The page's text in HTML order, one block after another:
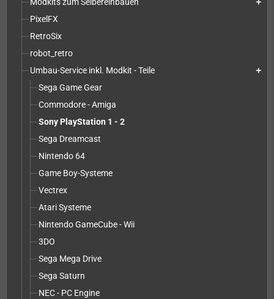
Modkits zum Selbereinbauen add
PixelFX
RetroSix
robot_retro
Umbau-Service inkl. Modkit - Teile
add
Sega Game Gear
Commodore - Amiga
Sony PlayStation 1 - 2
Sega Dreamcast
Nintendo 64
Game Boy-Systeme
Vectrex
Atari Systeme
Nintendo GameCube - Wii
3DO
Sega Mega Drive
Sega Saturn
NEC - PC Engine